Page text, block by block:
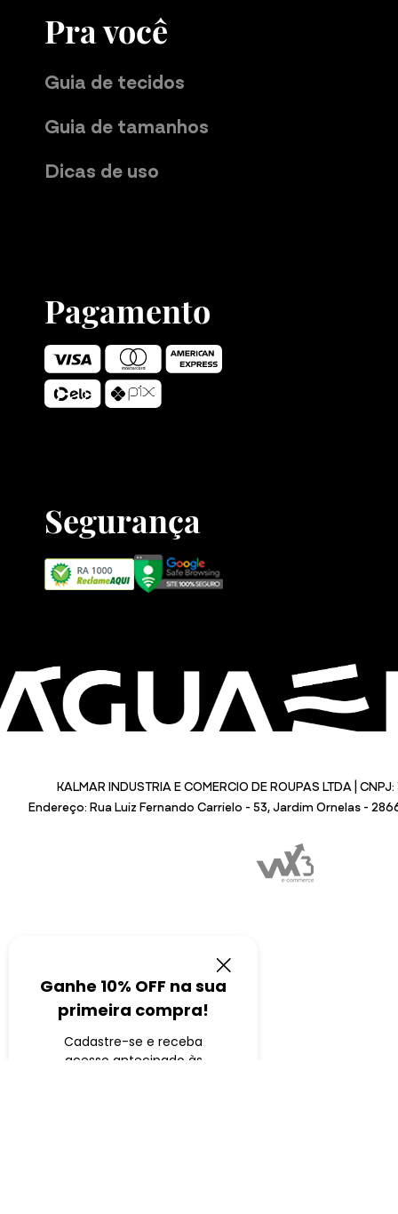
Pra você
Guia de tecidos
Guia de tamanhos
Dicas de uso
Pagamento
Segurança
KALMAR INDUSTRIA E COMERCIO DE ROUPAS LTDA |
Endereço: Rua Luiz Fernando Carrielo - 53, Jardim Ornelas -